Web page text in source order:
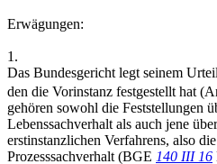
Erwägungen:
1.
Das Bundesgericht legt seinem
den die Vorinstanz festgestellt hat
gehören sowohl die Feststellungen
Lebenssachverhalt als auch jene
erstinstanzlichen Verfahrens, also
Prozesssachverhalt (BGE 140 III 16